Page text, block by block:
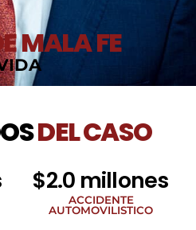
MALA FE
DEL CASO
$2.0 millones
ACCIDENTE
AUTOMOVILISTICO